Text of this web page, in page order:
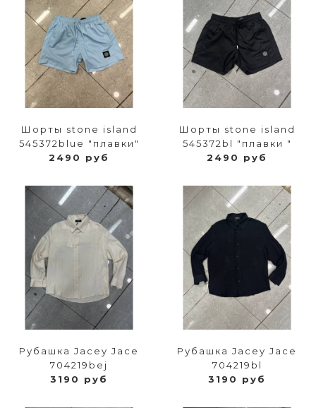
Шорты stone island
545372blue "плавки"
2490 руб
Шорты stone island
545372bl "плавки "
2490 руб
Рубашка Jacey Jace
704219bej
3190 руб
Рубашка Jacey Jace
704219bl
3190 руб